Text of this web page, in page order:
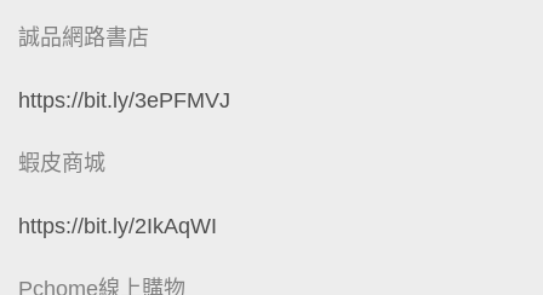
誠品網路書店
https://bit.ly/3ePFMVJ
蝦皮商城
https://bit.ly/2IkAqWI
Pchome線上購物